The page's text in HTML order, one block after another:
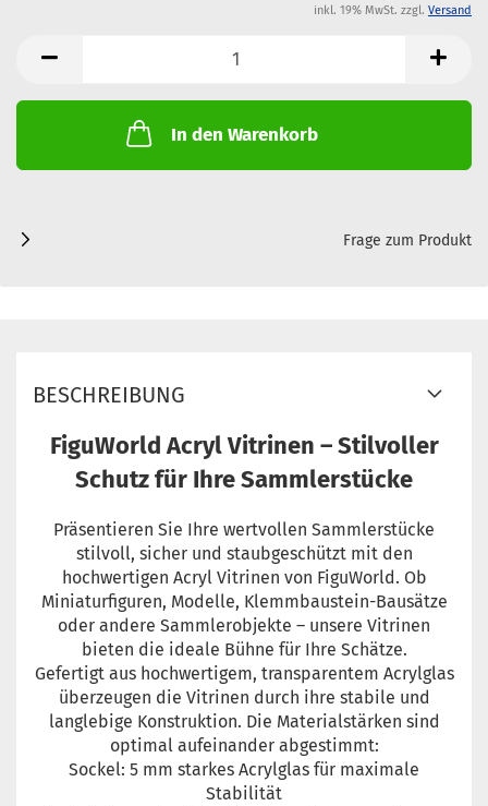
inkl. 19% MwSt. zzgl. Versand
In den Warenkorb
Frage zum Produkt
BESCHREIBUNG
FiguWorld Acryl Vitrinen – Stilvoller
Schutz für Ihre Sammlerstücke
Präsentieren Sie Ihre wertvollen Sammlerstücke
stilvoll, sicher und staubgeschützt mit den
hochwertigen Acryl Vitrinen von FiguWorld. Ob
Miniaturfiguren, Modelle, Klemmbaustein-Bausätze
oder andere Sammlerobjekte – unsere Vitrinen
bieten die ideale Bühne für Ihre Schätze.
Gefertigt aus hochwertigem, transparentem Acrylglas
überzeugen die Vitrinen durch ihre stabile und
langlebige Konstruktion. Die Materialstärken sind
optimal aufeinander abgestimmt:
Sockel: 5 mm starkes Acrylglas für maximale
Stabilität